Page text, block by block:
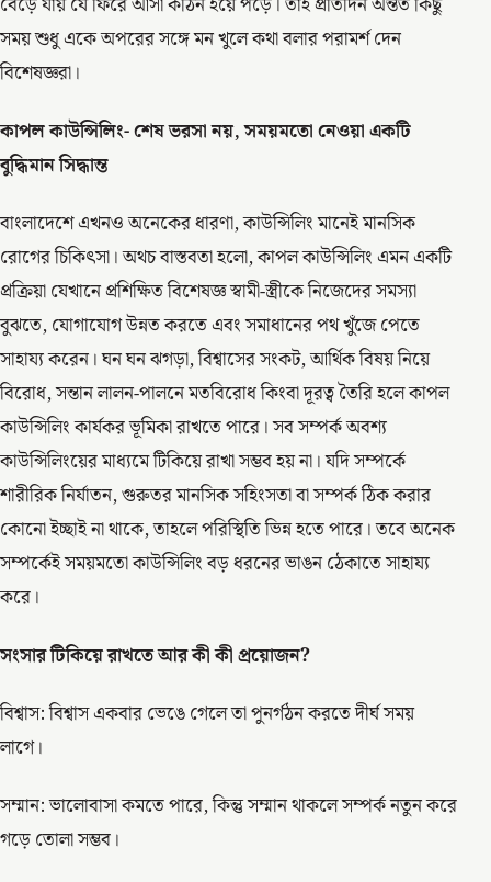
সময় শুধু একে অপরের সঙ্গে মন খুলে কথা বলার পরামর্শ দেন
বিশেষজ্ঞরা।
কাপল কাউন্সিলিং- শেষ ভরসা নয়, সময়মতো নেওয়া একটি
বুদ্ধিমান সিদ্ধান্ত
বাংলাদেশে এখনও অনেকের ধারণা, কাউন্সিলিং মানেই মানসিক
রোগের চিকিৎসা। অথচ বাস্তবতা হলো, কাপল কাউন্সিলিং এমন একটি
প্রক্রিয়া যেখানে প্রশিক্ষিত বিশেষজ্ঞ স্বামী-স্ত্রীকে নিজেদের সমস্যা
বুঝতে, যোগাযোগ উন্নত করতে এবং সমাধানের পথ খুঁজে পেতে
সাহায্য করেন। ঘন ঘন ঝগড়া, বিশ্বাসের সংকট, আর্থিক বিষয় নিয়ে
বিরোধ, সন্তান লালন-পালনে মতবিরোধ কিংবা দূরত্ব তৈরি হলে কাপল
কাউন্সিলিং কার্যকর ভূমিকা রাখতে পারে। সব সম্পর্ক অবশ্য
কাউন্সিলিংয়ের মাধ্যমে টিকিয়ে রাখা সম্ভব হয় না। যদি সম্পর্কে
শারীরিক নির্যাতন, গুরুতর মানসিক সহিংসতা বা সম্পর্ক ঠিক করার
কোনো ইচ্ছাই না থাকে, তাহলে পরিস্থিতি ভিন্ন হতে পারে। তবে অনেক
সম্পর্কেই সময়মতো কাউন্সিলিং বড় ধরনের ভাঙন ঠেকাতে সাহায্য
করে।
সংসার টিকিয়ে রাখতে আর কী কী প্রয়োজন?
বিশ্বাস: বিশ্বাস একবার ভেঙে গেলে তা পুনর্গঠন করতে দীর্ঘ সময়
লাগে।
সম্মান: ভালোবাসা কমতে পারে, কিন্তু সম্মান থাকলে সম্পর্ক নতুন করে
গড়ে তোলা সম্ভব।